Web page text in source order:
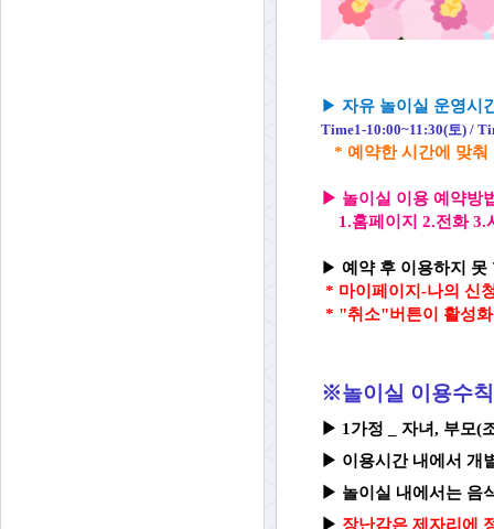
▶ 자유 놀이실 운영시
Time1-10:00~11:30(토) /
* 예약한 시간에 맞춰
▶ 놀이실 이용 예약방
1.홈페이지 2.전화 3.
▶ 예약 후 이용하지 못
* 마이페이지-나의 신
* "취소"버튼이 활성화
※놀이실 이용수
▶ 1가정 _ 자녀, 부모(
▶ 이용시간 내에서 개
▶ 놀이실 내에서는 음
▶ 장난감은 제자리에